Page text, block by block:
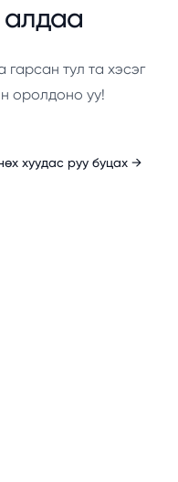
тул та хэсэг
оролдоно уу!
хуудас руу буцах →